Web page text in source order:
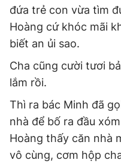
đứa trẻ con vừa tìm
Hoàng cứ khóc mãi
biết an ủi sao.
Cha cũng cười tươi
lắm rồi.
Thì ra bác Minh đã
nhà để bố ra đầu
Hoàng thấy căn nhà
vô cùng, cơm hộp